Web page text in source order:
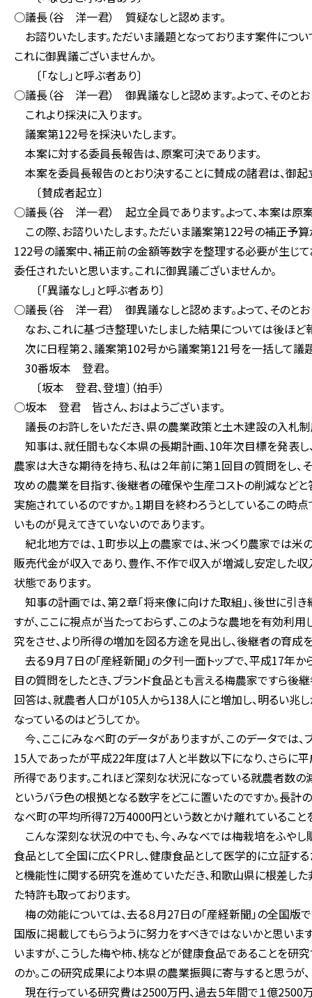
○議長（谷 洋一君） 質疑なしと認めます。
お諮りいたします。ただいま議題となっております案件につ
これに御異議ございませんか。
〔「なし」と呼ぶ者あり〕
○議長（谷 洋一君） 御異議なしと認めます。よって、そのとお
これより採決に入ります。
議案第122号を採決いたします。
本案に対する委員長報告は、原案可決であります。
本案を委員長報告のとおり決することに賛成の諸君は、御起
〔賛成者起立〕
○議長（谷 洋一君） 起立全員であります。よって、本案は原
この際、お諮りいたします。ただいま議案第122号の補正予
122号の議案中、補正前の金額等数字を整理する必要が生じて
委任されたいと思います。これに御異議ございませんか。
〔「異議なし」と呼ぶ者あり〕
○議長（谷 洋一君） 御異議なしと認めます。よって、そのとお
なお、これに基づき整理いたしました結果については後ほど
次に日程第２、議案第102号から議案第121号を一括して議
30番坂本 登君。
〔坂本 登君、登壇〕（拍手）
○坂本 登君 皆さん、おはようございます。
議長のお許しをいただき、県の農業政策と土木建設の入札制
知事は、就任間もなく本県の長期計画、10年次目標を発表
農家は大きな期待を持ち、私は２年前に第１回目の質問をし
攻めの農業を目指す、後継者の確保や生産コストの削減などと
実施されているのですか。１期目を終わろうとしているこの時
いものが見えてきていないのであります。
紀北地方では、１町歩以上の農家では、米つくり農家では
販売代金が収入であり、豊作、不作で収入が増減し安定した
状態であります。
知事の計画では、第２章「将来像に向けた取組」、後世に引
すが、ここに視点が当たっておらず、このような農地を有効利
究をさせ、より所得の増加を図る方途を見出し、後継者の育成
去る９月７日の「産経新聞」の夕刊一面トップで、平成17
目の質問をしたとき、ブランド食品とも言える梅農家ですら後
回答は、就農者人口が105人から138人にと増加し、明るい兆
なっているのはどうしてか。
今、ここにみなべ町のデータがありますが、このデータでは
15人であったが平成22年度は７人と半数以下になり、さらに
所得であります。これほど深刻な状況になっている就農者数
というバラ色の根拠となる数字をどこに置いたのですか。長
なべ町の平均所得72万4000円という数とかけ離れていること
こんな深刻な状況の中でも、今、みなべでは梅栽培をふやし
食品として全国に広くＰＲし、健康食品として医学的に立証
と機能性に関する研究を進めていただき、和歌山県に根差し
た特許も取っております。
梅の効能については、去る８月27日の「産経新聞」の全国
国版に掲載してもらうように努力をすべきではないかと思い
いますが、こうした梅や柿、桃などが健康食品であることを
のか。この研究成果により本県の農業振興に寄与すると思うが、
現在行っている研究費は2500万円、過去５年間で１億2500万